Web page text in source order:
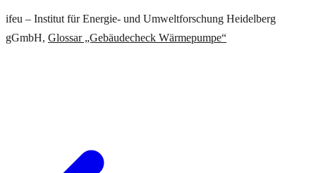
ifeu – Institut für Energie- und Umweltforschung Heidelberg
gGmbH, Glossar „Gebäudecheck Wärmepumpe“